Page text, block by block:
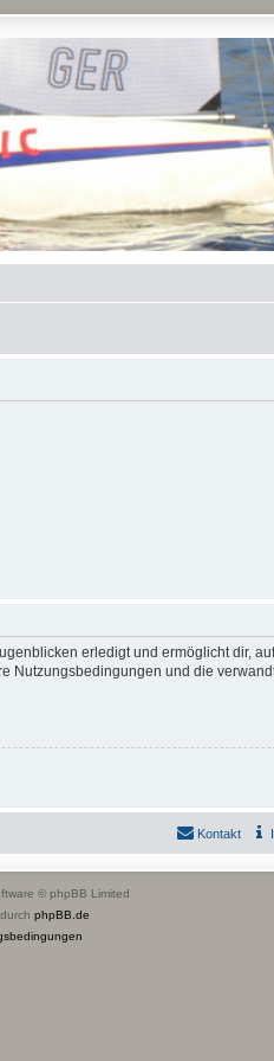
erledigt und ermöglicht dir,
und die
Kontakt
© phpBB Limited
phpBB.de